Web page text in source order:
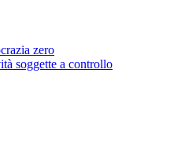
zero
soggette a controllo